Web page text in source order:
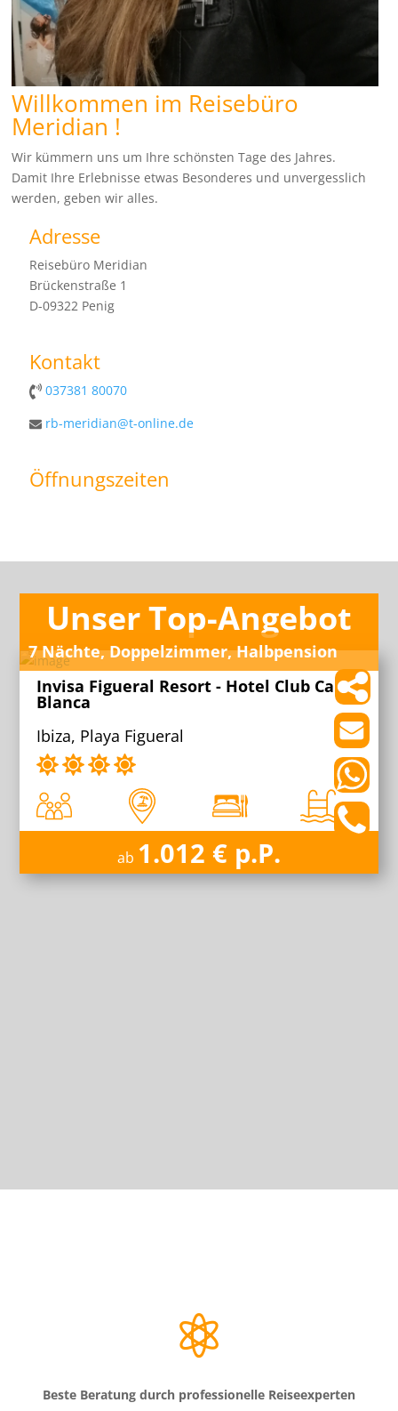
Willkommen im Reisebüro
Meridian !
Wir kümmern uns um Ihre schönsten Tage des Jahres.
Damit Ihre Erlebnisse etwas Besonderes und unvergesslich
werden, geben wir alles.
Adresse
Reisebüro Meridian
Brückenstraße 1
D-09322 Penig
Kontakt
037381 80070
rb-meridian@t-online.de
Öffnungszeiten
Unser Top-Angebot
7 Nächte, Doppelzimmer, Halbpension
Invisa Figueral Resort - Hotel Club Cala
Blanca
Ibiza, Playa Figueral
ab 1.012 € p.P.

Beste Beratung durch professionelle Reiseexperten